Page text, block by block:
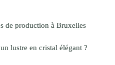
de production à Bruxelles
lustre en cristal élégant ?